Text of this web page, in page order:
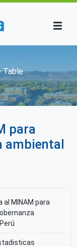
a la
Table
para
al MINAM para